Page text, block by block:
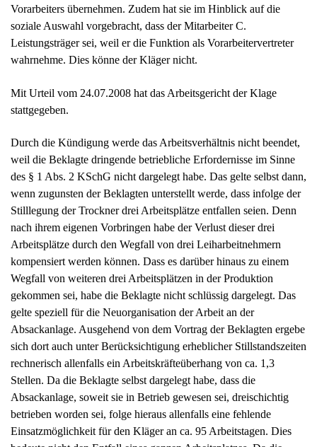
Durch die Kündigung werde das Arbeitsverhältnis nicht beendet,
weil die Beklagte dringende betriebliche Erfordernisse im Sinne
des § 1 Abs. 2 KSchG nicht dargelegt habe. Das gelte selbst dann,
wenn zugunsten der Beklagten unterstellt werde, dass infolge der
nach ihrem eigenen Vorbringen habe der Verlust dieser drei
Arbeitsplätze durch den Wegfall von drei Leiharbeitnehmern
Wegfall von weiteren drei Arbeitsplätzen in der Produktion
gekommen sei, habe die Beklagte nicht schlüssig dargelegt. Das
gelte speziell für die Neuorganisation der Arbeit an der
Absackanlage. Ausgehend von dem Vortrag der Beklagten ergebe
sich dort auch unter Berücksichtigung erheblicher Stillstandszeiten
rechnerisch allenfalls ein Arbeitskräfteüberhang von ca. 1,3
Stellen. Da die Beklagte selbst dargelegt habe, dass die
Absackanlage, soweit sie in Betrieb gewesen sei, dreischichtig
betrieben worden sei, folge hieraus allenfalls eine fehlende
Einsatzmöglichkeit für den Kläger an ca. 95 Arbeitstagen. Dies
bedeute nicht den Entfall eines ganzen Arbeitsplatzes. Da die
Beklagte auch nicht dargelegt habe, welche sonstigen Tätigkeiten
entfallen seien, die der Kläger während der übrigen Arbeitszeiten
in der Vergangenheit ausgeübt habe, könne von einer schlüssigen
und nachvollziehbaren Darlegung der künftigen
Arbeitsorganisation nicht ausgegangen werden.
Der darüber hinaus zugesprochene Weiterbeschäftigungsantrag sei